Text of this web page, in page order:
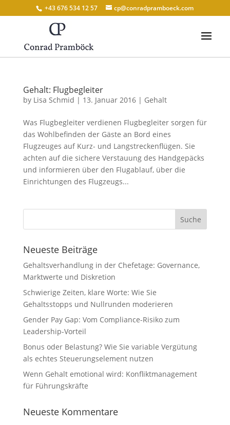
+43 676 534 12 57 cp@conradpramboeck.com
Gehalt: Flugbegleiter
by Lisa Schmid | 13. Januar 2016| Gehalt
Was Flugbegleiter verdienen Flugbegleiter sorgen für
das Wohlbefinden der Gäste an Bord eines
Flugzeuges auf Kurz- und Langstreckenflügen. Sie
achten auf die sichere Verstauung des Handgepäcks
und informieren über den Flugablauf, über die
Einrichtungen des Flugzeugs...
Neueste Beiträge
Gehaltsverhandlung in der Chefetage: Governance,
Marktwerte und Diskretion
Schwierige Zeiten, klare Worte: Wie Sie
Gehaltsstopps und Nullrunden moderieren
Gender Pay Gap: Vom Compliance-Risiko zum
Leadership-Vorteil
Bonus oder Belastung? Wie Sie variable Vergütung
als echtes Steuerungselement nutzen
Wenn Gehalt emotional wird: Konfliktmanagement
für Führungskräfte
Neueste Kommentare